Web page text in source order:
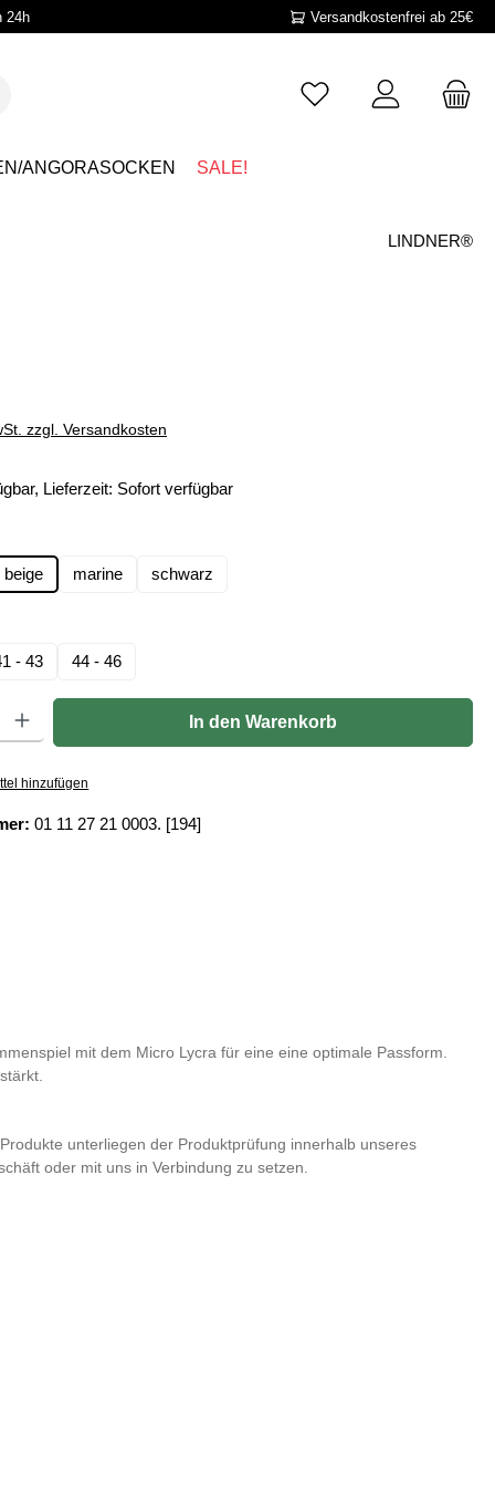
24h Versandkostenfrei ab 25€
ANGORASOCKEN SALE!
LINDNER®
zzgl. Versandkosten
Lieferzeit: Sofort verfügbar
beige marine schwarz
- 43 44 - 46
den gewünschten Wert ein oder benutze die Schaltflächen um die Anzahl zu
In den Warenkorb
hinzufügen
01 11 27 21 0003. [194]
mit dem Micro Lycra für eine eine optimale Passform.
unterliegen der Produktprüfung innerhalb unseres
oder mit uns in Verbindung zu setzen.